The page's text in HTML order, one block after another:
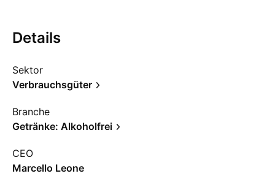
Details
Sektor
Verbrauchsgüter
Branche
Getränke: Alkoholfrei
CEO
Marcello Leone